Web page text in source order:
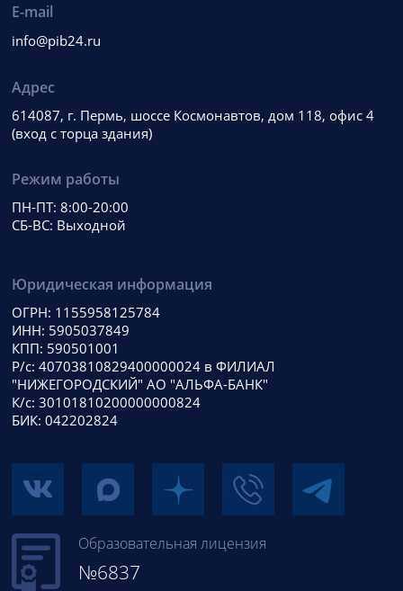
E-mail
info@pib24.ru
Адрес
614087, г. Пермь, шоссе Космонавтов, дом 118, офис 4
(вход с торца здания)
Режим работы
ПН-ПТ: 8:00-20:00
СБ-ВС: Выходной
Юридическая информация
ОГРН: 1155958125784
ИНН: 5905037849
КПП: 590501001
Р/с: 40703810829400000024 в ФИЛИАЛ
"НИЖЕГОРОДСКИЙ" АО "АЛЬФА-БАНК"
К/с: 30101810200000000824
БИК: 042202824
Образовательная лицензия
№6837